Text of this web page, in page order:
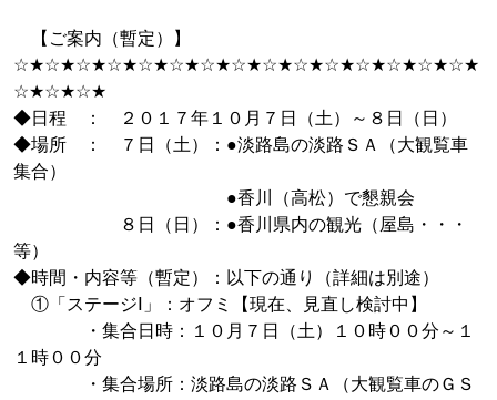
【ご案内（暫定）】
☆★☆★☆★☆★☆★☆★☆★☆★☆★☆★☆★☆★☆★☆★☆★
☆★☆★☆★
◆日程 ： ２０１７年１０月７日（土）～８日（日）
◆場所 ： ７日（土）：●淡路島の淡路ＳＡ（大観覧車
集合）
●香川（高松）で懇親会
８日（日）：●香川県内の観光（屋島・・・
等）
◆時間・内容等（暫定）：以下の通り（詳細は別途）
①「ステージⅠ」：オフミ【現在、見直し検討中】
・集合日時：１０月７日（土）１０時００分～１
１時００分
・集合場所：淡路島の淡路ＳＡ（大観覧車のＧＳ